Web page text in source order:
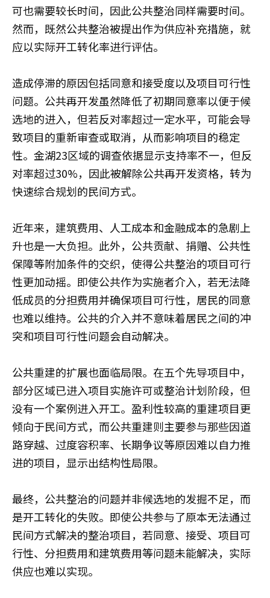
可也需要较长时间，因此公共整治同样需要时间。
然而，既然公共整治被提出作为供应补充措施，就
应以实际开工转化率进行评估。
造成停滞的原因包括同意和接受度以及项目可行性
问题。公共再开发虽然降低了初期同意率以便于候
选地的进入，但若反对率超过一定水平，可能会导
致项目的重新审查或取消，从而影响项目的稳定
性。金湖23区域的调查依据显示支持率不一，但反
对率超过30%，因此被解除公共再开发资格，转为
快速综合规划的民间方式。
近年来，建筑费用、人工成本和金融成本的急剧上
升也是一大负担。此外，公共贡献、捐赠、公共性
保障等附加条件的交织，使得公共整治的项目可行
性更加动摇。即使公共作为实施者介入，若无法降
低成员的分担费用并确保项目可行性，居民的同意
也难以维持。公共的介入并不意味着居民之间的冲
突和项目可行性问题会自动解决。
公共重建的扩展也面临局限。在五个先导项目中，
部分区域已进入项目实施许可或整治计划阶段，但
没有一个案例进入开工。盈利性较高的重建项目更
倾向于民间方式，而公共重建则主要参与那些因道
路穿越、过度容积率、长期争议等原因难以自力推
进的项目，显示出结构性局限。
最终，公共整治的问题并非候选地的发掘不足，而
是开工转化的失败。即使公共参与了原本无法通过
民间方式解决的整治项目，若同意、接受、项目可
行性、分担费用和建筑费用等问题未能解决，实际
供应也难以实现。